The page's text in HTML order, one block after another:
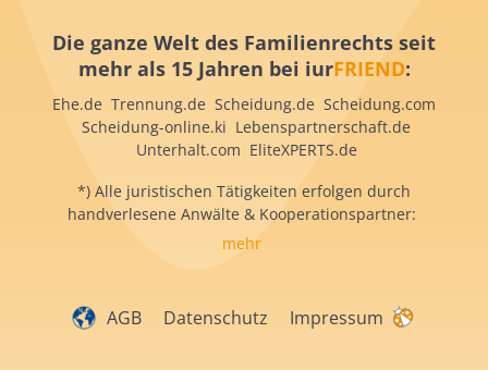
Die ganze Welt des Familienrechts seit
mehr als 15 Jahren bei iurFRIEND:
Ehe.de Trennung.de Scheidung.de Scheidung.com
Scheidung-online.ki Lebenspartnerschaft.de
Unterhalt.com EliteXPERTS.de
*) Alle juristischen Tätigkeiten erfolgen durch
handverlesene Anwälte & Kooperationspartner:
mehr
AGB Datenschutz Impressum